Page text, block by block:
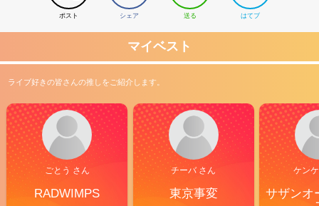
ポスト シェア 送る はてブ
マイベスト
ライブ好きの皆さんの推しをご紹介します。
ごとう さん
RADWIMPS
チーバ さん
東京事変
ケン
サザンオ